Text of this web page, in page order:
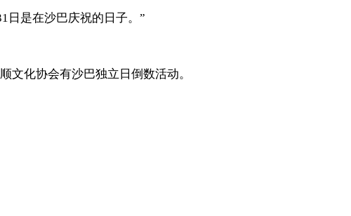
日是在沙巴庆祝的日子。”
文化协会有沙巴独立日倒数活动。